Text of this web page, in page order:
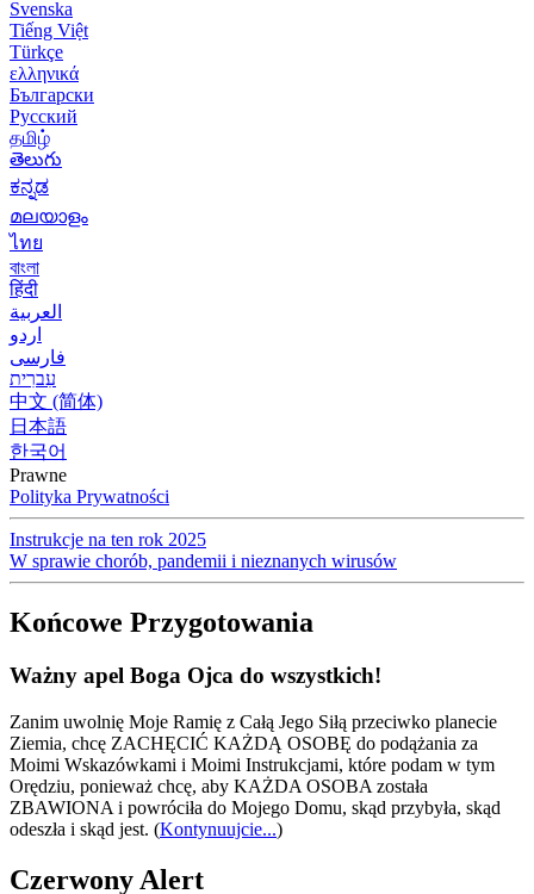
Svenska
Tiếng Việt
Türkçe
ελληνικά
Български
Русский
தமிழ்
తెలుగు
ಕನ್ನಡ
മലയാളം
ไทย
বাংলা
हिंदी
العربية
اردو
فارسی
עִברִית
中文 (简体)
日本語
한국어
Prawne
Polityka Prywatności
Instrukcje na ten rok 2025
W sprawie chorób, pandemii i nieznanych wirusów
Końcowe Przygotowania
Ważny apel Boga Ojca do wszystkich!
Zanim uwolnię Moje Ramię z Całą Jego Siłą przeciwko planecie
Ziemia, chcę ZACHĘCIĆ KAŻDĄ OSOBĘ do podążania za
Moimi Wskazówkami i Moimi Instrukcjami, które podam w tym
Orędziu, ponieważ chcę, aby KAŻDA OSOBA została
ZBAWIONA i powróciła do Mojego Domu, skąd przybyła, skąd
odeszła i skąd jest. (Kontynuujcie...)
Czerwony Alert